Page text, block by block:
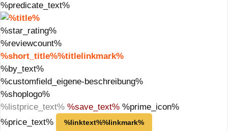
%predicate_text%
%star_rating%
%reviewcount%
%short_title%%titlelinkmark%
%by_text%
%customfield_eigene-beschreibung%
%shoplogo%
%listprice_text% %save_text% %prime_icon%
%price_text%
%linktext%%linkmark%